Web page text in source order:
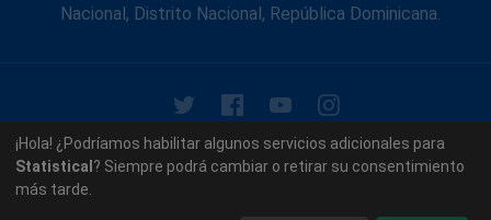
Nacional, Distrito Nacional, República Dominicana.
© 2026 - Memoria Histórica del Senado de la República
Dominicana. Todos los derechos reservados.
¡Hola! ¿Podríamos habilitar algunos servicios adicionales para
Statistical ? Siempre podrá cambiar o retirar su consentimiento
más tarde.